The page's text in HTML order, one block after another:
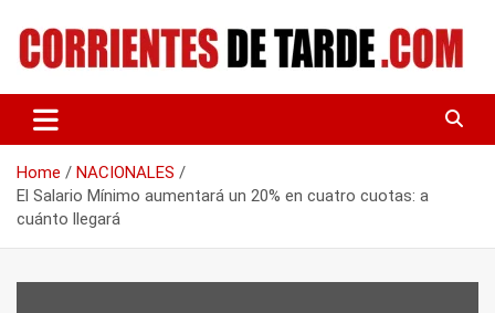
content
CORRIENTES DE TARDE
Home
NACIONALES
El Salario Mínimo aumentará un 20% en cuatro cuotas: a
cuánto llegará